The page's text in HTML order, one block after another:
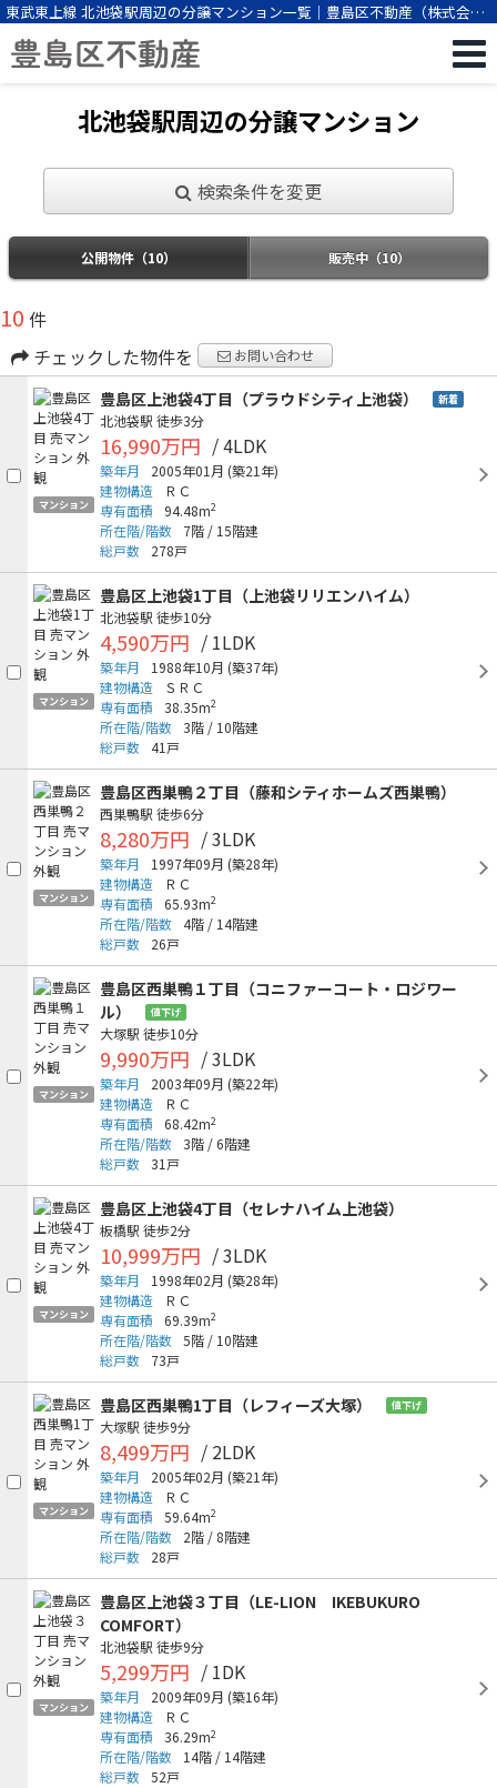
東武東上線 北池袋駅周辺の分譲マンション一覧｜豊島区不動産（株式会社
ビーエスパートナー）
北池袋駅周辺の分譲マンション
検索条件を変更
公開物件（10） 販売中（10）
10 件
チェックした物件を
お問い合わせ
マンション
豊島区上池袋4丁目（プラウドシティ上池袋） 新着
北池袋駅 徒歩3分
16,990万円 / 4LDK
築年月 2005年01月 (築21年)
建物構造
ＲＣ
専有面積
94.48m2
所在階/階数 7階 / 15階建
総戸数
278戸
マンション
豊島区上池袋1丁目（上池袋リリエンハイム）
北池袋駅 徒歩10分
4,590万円 / 1LDK
築年月 1988年10月 (築37年)
建物構造
ＳＲＣ
専有面積
38.35m2
所在階/階数 3階 / 10階建
総戸数 41戸
マンション
豊島区西巣鴨２丁目（藤和シティホームズ西巣鴨）
西巣鴨駅 徒歩6分
8,280万円 / 3LDK
築年月 1997年09月 (築28年)
建物構造
ＲＣ
専有面積
65.93m2
所在階/階数 4階 / 14階建
総戸数
26戸
マンション
豊島区西巣鴨１丁目（コニファーコート・ロジワー
ル）
値下げ
大塚駅 徒歩10分
9,990万円 / 3LDK
築年月 2003年09月 (築22年)
建物構造
ＲＣ
専有面積
68.42m2
所在階/階数 3階 /6階建
総戸数 31戸
マンション
豊島区上池袋4丁目（セレナハイム上池袋）
板橋駅 徒歩2分
10,999万円 / 3LDK
築年月 1998年02月 (築28年)
建物構造
ＲＣ
専有面積
69.39m2
所在階/階数 5階 / 10階建
総戸数
73戸
マンション
豊島区西巣鴨1丁目（レフィーズ大塚） 値下げ
大塚駅 徒歩9分
8,499万円 / 2LDK
築年月 2005年02月 (築21年)
建物構造
ＲＣ
専有面積
59.64m2
所在階/階数 2階 / 8階建
総戸数
28戸
マンション
豊島区上池袋３丁目（LE-LION IKEBUKURO
COMFORT）
北池袋駅 徒歩9分
5,299万円 / 1DK
築年月 2009年09月 (築16年)
建物構造
ＲＣ
専有面積
36.29m2
所在階/階数 14階 / 14階建
総戸数 52戸